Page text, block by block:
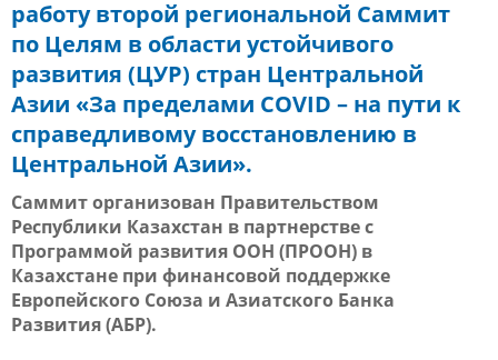
работу второй региональной Саммит
по Целям в области устойчивого
развития (ЦУР) стран Центральной
Азии «За пределами COVID – на пути к
справедливому восстановлению в
Центральной Азии».
Саммит организован Правительством
Республики Казахстан в партнерстве с
Программой развития ООН (ПРООН) в
Казахстане при финансовой поддержке
Европейского Союза и Азиатского Банка
Развития (АБР).